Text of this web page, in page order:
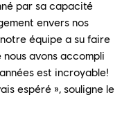
par sa capacité
envers nos
équipe a su faire
avons accompli
est incroyable!
espéré », souligne le